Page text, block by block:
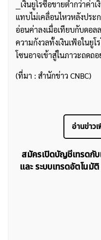
ค้นหา
สำหรับ:
__เงินยูโรซื้อขายต่ำกว่าค่
แทบไม่เคลื่อนไหวหลังประ
อ่อนค่าลงเมื่อเทียบกับดอล
ความกังวลทั้งเงินเฟ้อในยูโ
โซนอาจเข้าสู่ในภาวะถดถอ
(ที่มา : สำนักข่าว CNBC)
อ่านข่าว
สมัครเปิดบัญชีเทรดกับ
และ ระบบเทรดอัตโน